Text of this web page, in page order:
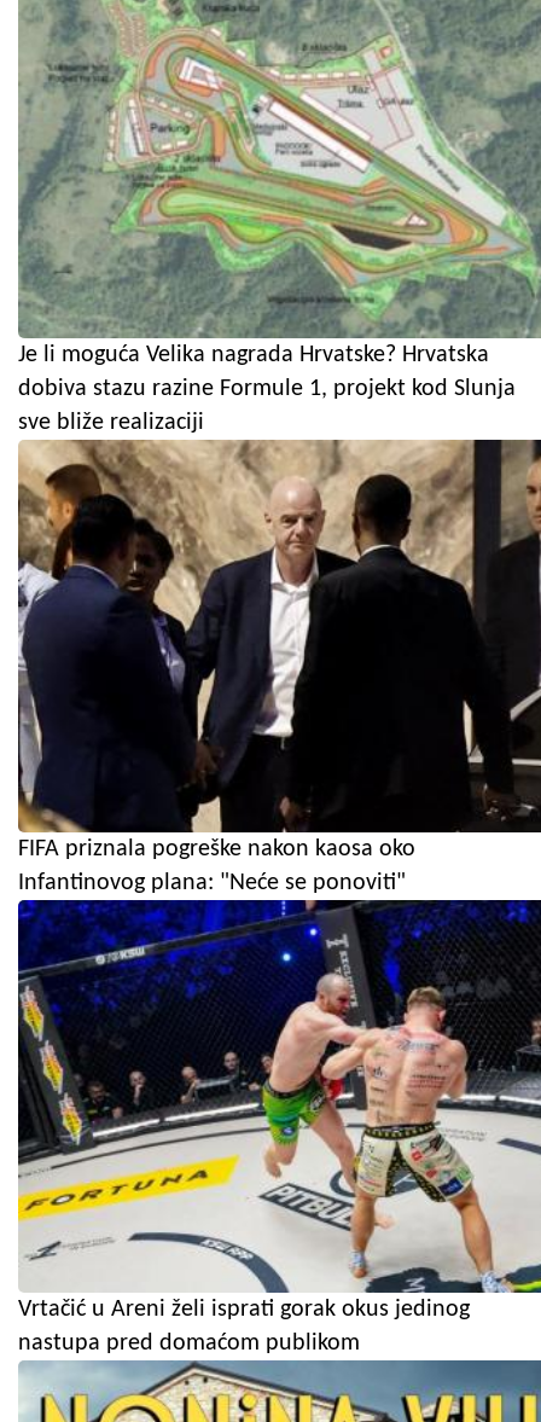
Je li moguća Velika nagrada Hrvatske? Hrvatska
dobiva stazu razine Formule 1, projekt kod Slunja
sve bliže realizaciji
FIFA priznala pogreške nakon kaosa oko
Infantinovog plana: "Neće se ponoviti"
Vrtačić u Areni želi isprati gorak okus jedinog
nastupa pred domaćom publikom